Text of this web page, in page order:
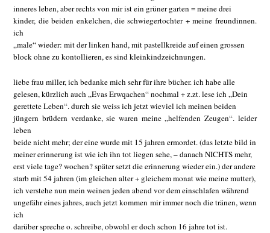
inneres leben, aber rechts von mir ist ein grüner garten = meine drei
kinder, die beiden enkelchen, die schwiegertochter + meine freundinnen.
ich
„male“ wieder: mit der linken hand, mit pastellkreide auf einen grossen
block ohne zu kontollieren, es sind kleinkindzeichnungen.
liebe frau miller, ich bedanke mich sehr für ihre bücher. ich habe alle
gelesen, kürzlich auch „Evas Erwqachen“ nochmal + z.zt. lese ich „Dein
gerettete Leben“. durch sie weiss ich jetzt wieviel ich meinen beiden
jüngern brüdern verdanke, sie waren meine „helfenden Zeugen“. leider
leben
beide nicht mehr; der eine wurde mit 15 jahren ermordet. (das letzte bild in
meiner erinnerung ist wie ich ihn tot liegen sehe, – danach NICHTS mehr,
erst viele tage? wochen? später setzt die erinnerung wieder ein.) der andere
starb mit 54 jahren (im gleichen alter + gleichem monat wie meine mutter),
ich verstehe nun mein weinen jeden abend vor dem einschlafen während
ungefähr eines jahres, auch jetzt kommen mir immer noch die tränen, wenn
ich
darüber spreche o. schreibe, obwohl er doch schon 16 jahre tot ist.